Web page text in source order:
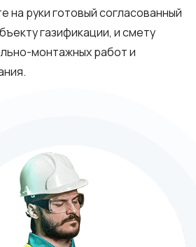
на руки готовый согласованный
газификации, и смету
монтажных работ и